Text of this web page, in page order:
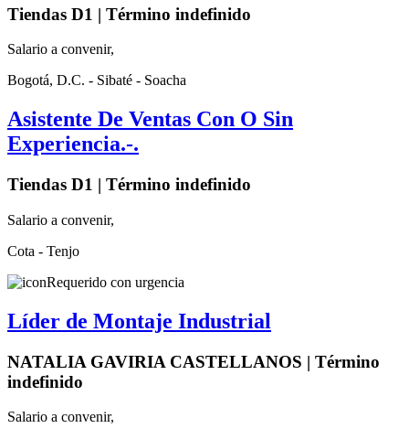
Tiendas D1 | Término indefinido
Salario a convenir,
Bogotá, D.C. - Sibaté - Soacha
Asistente De Ventas Con O Sin
Experiencia.-.
Tiendas D1 | Término indefinido
Salario a convenir,
Cota - Tenjo
Requerido con urgencia
Líder de Montaje Industrial
NATALIA GAVIRIA CASTELLANOS | Término
indefinido
Salario a convenir,